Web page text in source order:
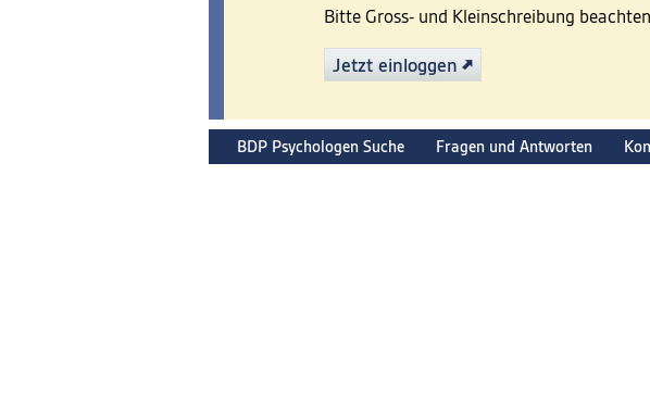
Bitte Gross- und Kleinschreibung
Jetzt einloggen
BDP Psychologen Suche Fragen und Antworten